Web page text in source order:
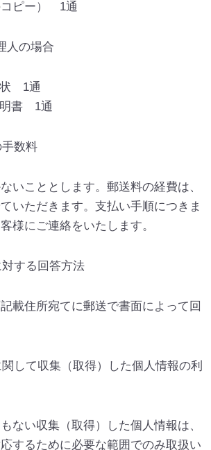
コピー） 1通
人の場合
状 1通
明書 1通
数料
いこととします。郵送料の経費は、
いただきます。支払い手順につきま
様にご連絡をいたします。
する回答方法
載住所宛てに郵送で書面によって回
して収集（取得）した個人情報の利
ない収集（取得）した個人情報は、
するために必要な範囲でのみ取扱い